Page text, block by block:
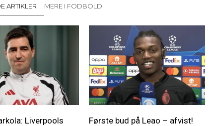
ARTIKLER MERE I FODBOLD
Liverpools Første bud på Leao – afvist!